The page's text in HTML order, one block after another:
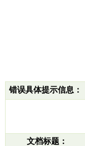
错误具体提示信息：
文档标题：